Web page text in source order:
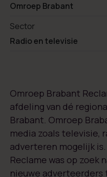
Omroep Brabant
Sector
Radio en televisie
Omroep Brabant
afdeling van dé
Brabant. Omroep
media zoals televisie,
adverteren mogelijk
Reclame was op zoek
nieuwe adverteerders